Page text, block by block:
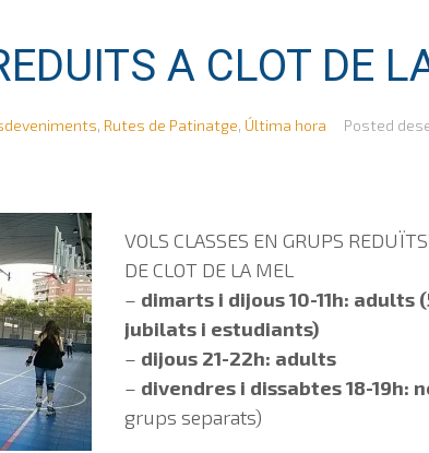
A CLOT DE
, Rutes de Patinatge, Última hora Posted
VOLS CLASSES EN GRUPS
DE CLOT DE LA MEL
– dimarts i dijous 10-11h: adults
jubilats i estudiants)
– dijous 21-22h: adults
– divendres i dissabtes 18-19h:
grups separats)